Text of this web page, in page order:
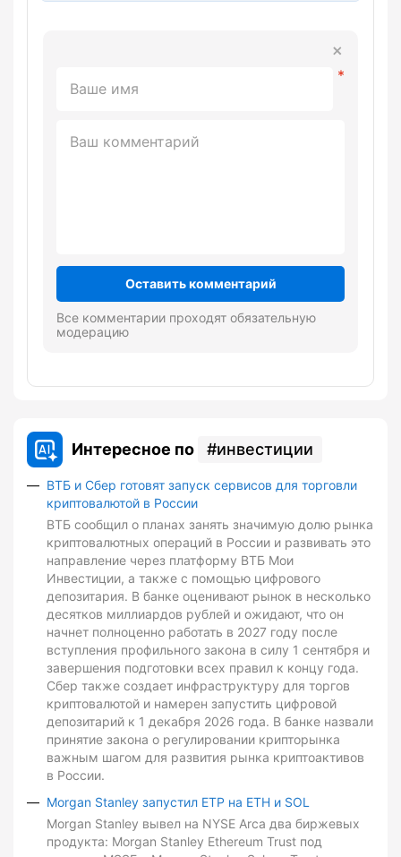
Оставить комментарий
Все комментарии проходят обязательную
модерацию
Интересное по инвестиции
ВТБ и Сбер готовят запуск сервисов для торговли
криптовалютой в России
ВТБ сообщил о планах занять значимую долю рынка
криптовалютных операций в России и развивать это
направление через платформу ВТБ Мои
Инвестиции, а также с помощью цифрового
депозитария. В банке оценивают рынок в несколько
десятков миллиардов рублей и ожидают, что он
начнет полноценно работать в 2027 году после
вступления профильного закона в силу 1 сентября и
завершения подготовки всех правил к концу года.
Сбер также создает инфраструктуру для торгов
криптовалютой и намерен запустить цифровой
депозитарий к 1 декабря 2026 года. В банке назвали
принятие закона о регулировании крипторынка
важным шагом для развития рынка криптоактивов
в России.
Morgan Stanley запустил ETP на ETH и SOL
Morgan Stanley вывел на NYSE Arca два биржевых
продукта: Morgan Stanley Ethereum Trust под